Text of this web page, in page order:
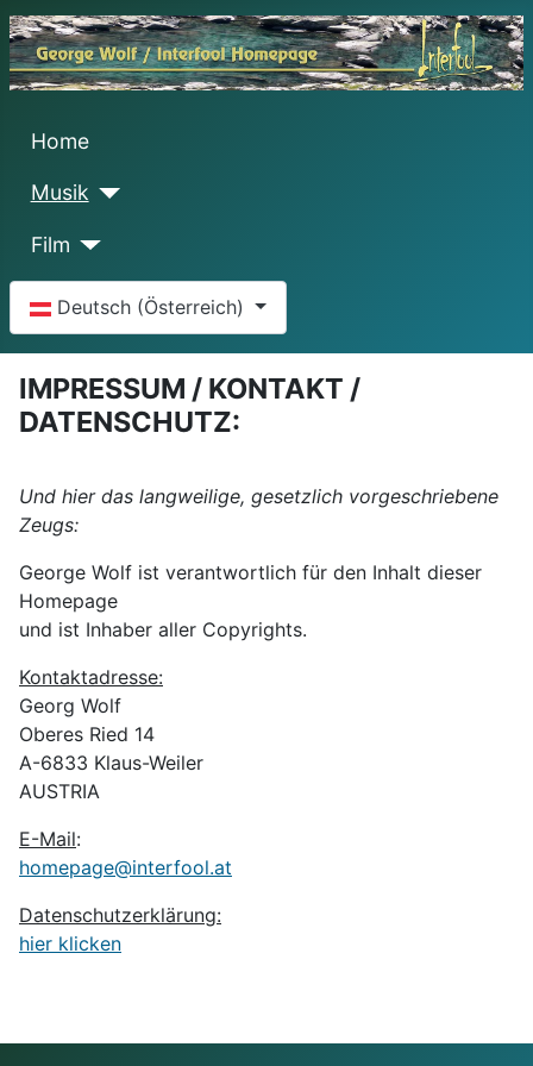
Home
Musik
Film
Sprache auswählen
Deutsch (Österreich)
IMPRESSUM / KONTAKT /
DATENSCHUTZ:
Und hier das langweilige, gesetzlich vorgeschriebene
Zeugs:
George Wolf ist verantwortlich für den Inhalt dieser
Homepage
und ist Inhaber aller Copyrights.
Kontaktadresse:
Georg Wolf
Oberes Ried 14
A-6833 Klaus-Weiler
AUSTRIA
E-Mail:
homepage@interfool.at
Datenschutzerklärung:
hier klicken